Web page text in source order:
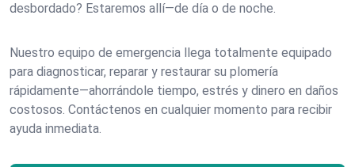
desbordado? Estaremos allí—de día o de noche.
Nuestro equipo de emergencia llega totalmente equipado
para diagnosticar, reparar y restaurar su plomería
rápidamente—ahorrándole tiempo, estrés y dinero en daños
costosos. Contáctenos en cualquier momento para recibir
ayuda inmediata.